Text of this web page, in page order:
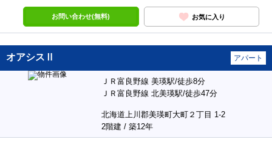
お問い合わせ(無料) お気に入り
オアシスⅡ アパート
ＪＲ富良野線 美瑛駅/徒歩8分
ＪＲ富良野線 北美瑛駅/徒歩47分
北海道上川郡美瑛町大町２丁目 1-2
2階建 / 築12年